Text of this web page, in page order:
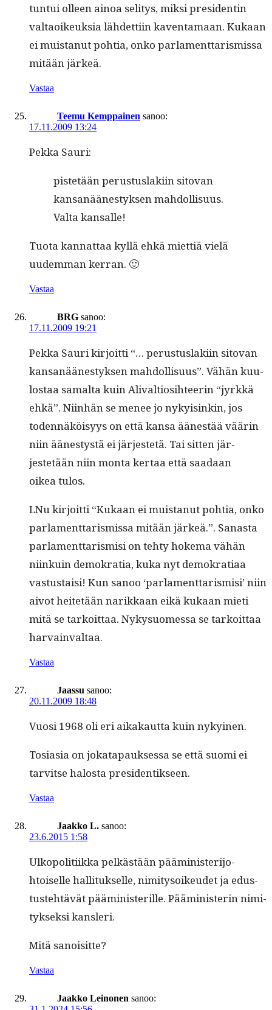
tun­tui olleen ain­oa seli­tys, mik­si pres­i­dentin
val­taoikeuk­sia lähdet­ti­in kaven­ta­maan. Kukaan
ei muis­tanut pohtia, onko par­la­ment­taris­mis­sa
mitään järkeä.
Vastaa
Teemu Kemppainen sanoo:
17.11.2009 13:24
Pekka Sauri:
pis­tetään perus­tus­laki­in sito­van
kansanäänestyk­sen mah­dol­lisu­us.
Val­ta kansalle!
Tuo­ta kan­nat­taa kyl­lä ehkä miet­tiä vielä
uudem­man kerran. 🙂
Vastaa
BRG sanoo:
17.11.2009 19:21
Pekka Sauri kir­joit­ti “… perus­tus­laki­in sito­van
kansanäänestyk­sen mah­dol­lisu­us”. Vähän kuu­
lostaa samal­ta kuin Ali­val­tiosi­h­teerin “jyrkkä
ehkä”. Niin­hän se menee jo nyky­isinkin, jos
toden­näköisyys on että kansa äänestää väärin
niin äänestys­tä ei jär­jestetä. Tai sit­ten jär­
jestetään niin mon­ta ker­taa että saadaan
oikea tulos.
LNu kir­joit­ti “Kukaan ei muis­tanut pohtia, onko
par­la­ment­taris­mis­sa mitään järkeä.”. Sanas­ta
par­la­ment­taris­misi on tehty hoke­ma vähän
niinkuin demokra­tia, kuka nyt demokra­ti­aa
vas­tus­taisi! Kun sanoo ‘par­la­ment­taris­misi’ niin
aiv­ot heit­etään narikkaan eikä kukaan mieti
mitä se tarkoit­taa. Nyky­suomes­sa se tarkoit­taa
harvainvaltaa.
Vastaa
Jaassu sanoo:
20.11.2009 18:48
Vuosi 1968 oli eri aikakaut­ta kuin nykyinen.
Tosi­a­sia on jokat­a­pauk­ses­sa se että suo­mi ei
tarvitse halosta presidentikseen.
Vastaa
Jaakko L. sanoo:
23.6.2015 1:58
Ulkopoli­ti­ik­ka pelkästään päämin­is­ter­i­jo­
htoiselle hal­li­tuk­selle, nim­i­tysoikeudet ja edus­
tuste­htävät päämin­is­ter­ille. Päämin­is­terin nim­i­
tyk­sek­si kansleri.
Mitä sanois­itte?
Vastaa
Jaakko Leinonen sanoo: